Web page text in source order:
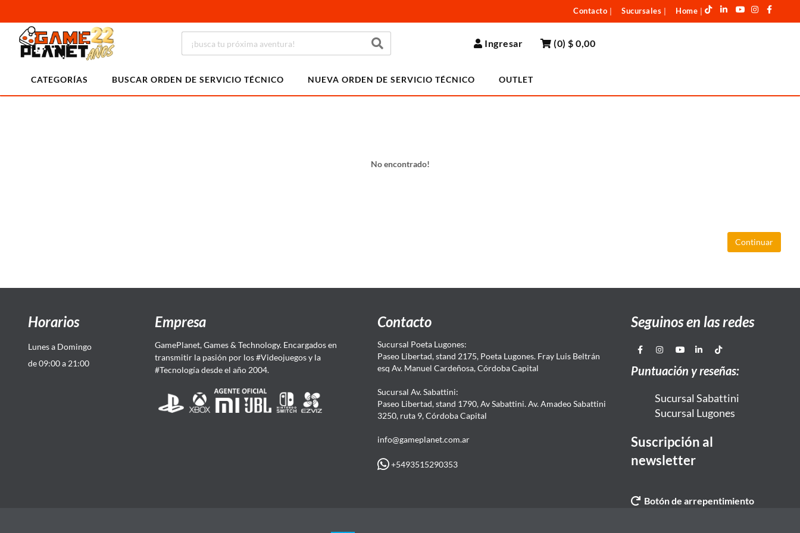
Contacto Sucursales Home
Ingresar (0)$ 0,00
CATEGORÍAS BUSCAR ORDEN DE SERVICIO TÉCNICO NUEVA ORDEN DE SERVICIO TÉCNICO OUTLET
No encontrado!
Continuar
Horarios
Lunes a Domingo
de 09:00 a 21:00
Empresa
GamePlanet, Games & Technology. Encargados en
transmitir la pasión por los #Videojuegos y la
#Tecnología desde el año 2004.
Contacto
Sucursal Poeta Lugones:
Paseo Libertad, stand 2175, Poeta Lugones. Fray Luis Beltrán
esq Av. Manuel Cardeñosa, Córdoba Capital
Sucursal Av. Sabattini:
Paseo Libertad, stand 1790, Av Sabattini. Av. Amadeo Sabattini
3250, ruta 9, Córdoba Capital
info@gameplanet.com.ar
+5493515290353
Seguinos en las redes
Puntuación y reseñas:
Sucursal Sabattini
Sucursal Lugones
Suscripción al
newsletter
Botón de arrepentimiento